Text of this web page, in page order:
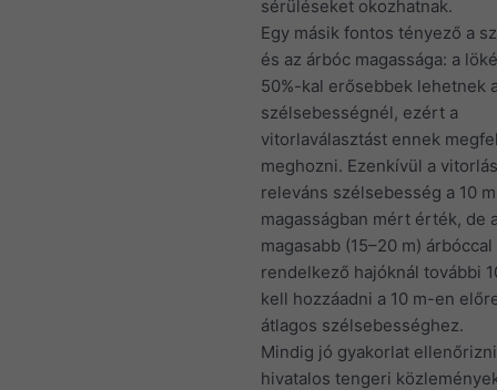
sérüléseket okozhatnak.
Egy másik fontos tényező a
és az árbóc magassága: a
50%-kal erősebbek lehetnek
szélsebességnél, ezért a
vitorlaválasztást ennek
meghozni. Ezenkívül a
releváns szélsebesség a 10 m
magasságban mért érték, de
magasabb (15–20 m) árbóccal
rendelkező hajóknál további
kell hozzáadni a 10 m-en
átlagos szélsebességhez.
Mindig jó gyakorlat
hivatalos tengeri